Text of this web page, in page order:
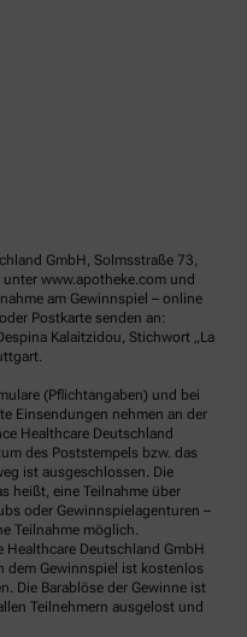
GmbH, Solmsstraße 73,
www.apotheke.com und
am Gewinnspiel – online
Postkarte senden an:
Kalaitzidou, Stichwort „La
(Pflichtangaben) und bei
Einsendungen nehmen an der
Healthcare Deutschland
des Poststempels bzw. das
ist ausgeschlossen. Die
heißt, eine Teilnahme über
oder Gewinnspielagenturen –
Teilnahme möglich.
Deutschland GmbH
dem Gewinnspiel ist kostenlos
Die Barablöse der Gewinne ist
Teilnehmern ausgelost und